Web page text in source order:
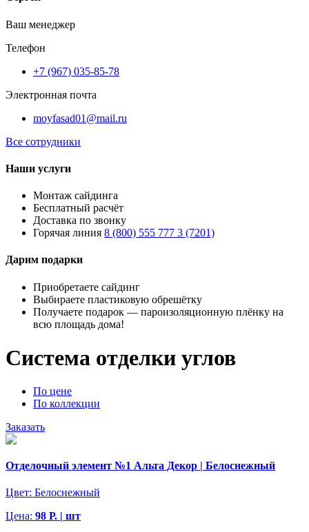
Ваш менеджер
Телефон
+7 (967) 035-85-78
Электронная почта
moyfasad01@mail.ru
Все сотрудники
Наши услуги
Монтаж сайдинга
Бесплатный расчёт
Доставка по звонку
Горячая линия 8 (800) 555 777 3 (7201)
Дарим подарки
Приобретаете сайдинг
Выбираете пластиковую обрешётку
Получаете подарок — пароизоляционную плёнку на
всю площадь дома!
Система отделки углов
По цене
По коллекции
Заказать
Отделочный элемент №1 Альта Декор | Белоснежный
Цвет: Белоснежный
Цена: 98 Р. | шт